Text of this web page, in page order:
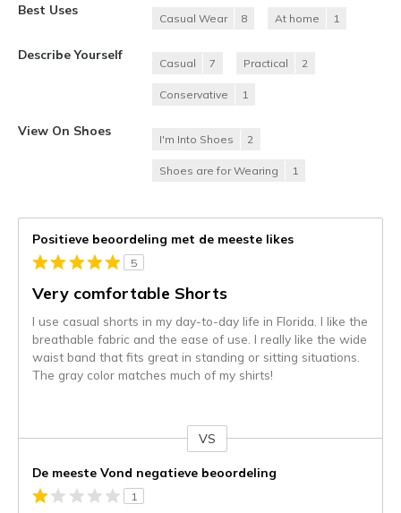
Best Uses
Casual Wear 8 At home 1
Describe Yourself
Casual 7 Practical 2
Conservative 1
View On Shoes
I'm Into Shoes 2
Shoes are for Wearing 1
Positieve beoordeling met de meeste likes
5
Very comfortable Shorts
I use casual shorts in my day-to-day life in Florida. I like the
breathable fabric and the ease of use. I really like the wide
waist band that fits great in standing or sitting situations.
The gray color matches much of my shirts!
content
wordt
momenteel
VS
De meeste Vond negatieve beoordeling
1